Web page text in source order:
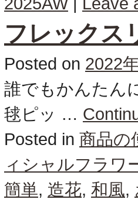
フレックス
Posted on 2022
誰でもかんたん
毬ピッ …
Posted in 商品の
ィシャルフラワ
簡単, 造花, 和風,